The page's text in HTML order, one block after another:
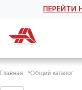
ПЕРЕЙТИ
Общий каталог
Автосвет
Главная Общий каталог